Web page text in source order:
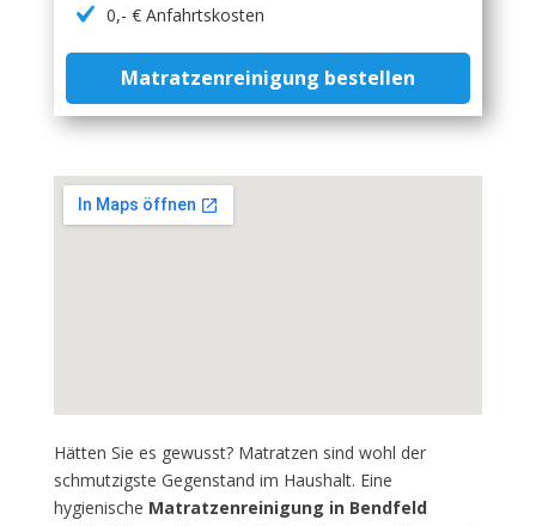
0,- € Anfahrtskosten
Matratzenreinigung bestellen
Hätten Sie es gewusst? Matratzen sind wohl der
schmutzigste Gegenstand im Haushalt. Eine
hygienische Matratzenreinigung in Bendfeld